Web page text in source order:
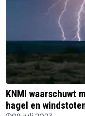
KNMI waarschuwt
hagel en